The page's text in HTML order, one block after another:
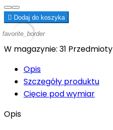
 Dodaj do koszyka
favorite_border
W magazynie: 31 Przedmioty
Opis
Szczegóły produktu
Cięcie pod wymiar
Opis